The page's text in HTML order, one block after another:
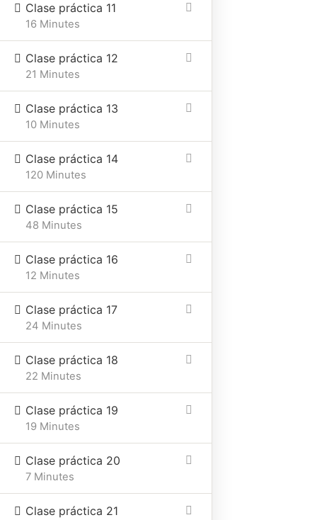
Clase práctica 11
16 Minutes
Clase práctica 12
21 Minutes
Clase práctica 13
10 Minutes
Clase práctica 14
120 Minutes
Clase práctica 15
48 Minutes
Clase práctica 16
12 Minutes
Clase práctica 17
24 Minutes
Clase práctica 18
22 Minutes
Clase práctica 19
19 Minutes
Clase práctica 20
7 Minutes
Clase práctica 21